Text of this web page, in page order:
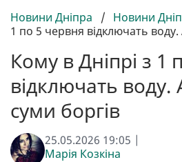
Новини Дніпра / Новини
1 по 5 червня відключать воду.
Кому в Дніпрі з 1
відключать воду.
суми боргів
25.05.2026 19:05 |
Марія Козкіна